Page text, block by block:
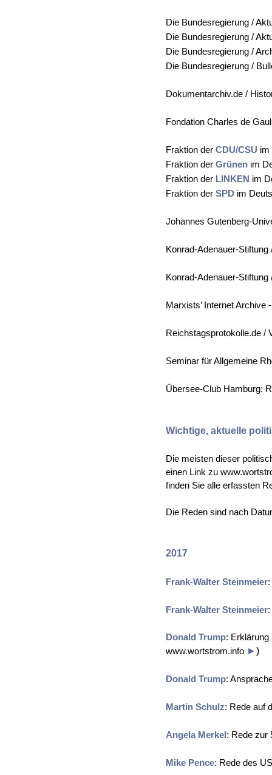
Die Bundesregierung /
Die Bundesregierung /
Die Bundesregierung /
Die Bundesregierung /
Dokumentarchiv.de /
Fondation Charles de
Fraktion der CDU/CSU im
Fraktion der Grünen im
Fraktion der LINKEN im
Fraktion der SPD im
Johannes Gutenberg-
Konrad-Adenauer-
Konrad-Adenauer-
Marxists’ Internet
Reichstagsprotokolle.de /
Seminar für Allgemeine
Übersee-Club Hamburg:
Wichtige, aktuelle
Die meisten dieser
einen Link zu
finden Sie alle erfassten
Die Reden sind nach
2017
Frank-Walter Steinmeier
Frank-Walter Steinmeier
Donald Trump:
www.wortstrom.info ► )
Donald Trump:
Martin Schulz: Rede auf
Angela Merkel: Rede zur
Mike Pence: Rede des